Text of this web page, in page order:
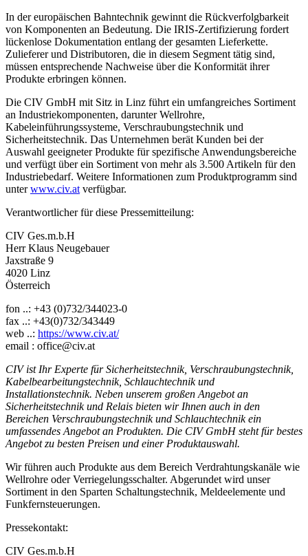
In der europäischen Bahntechnik gewinnt die Rückverfolgbarkeit
von Komponenten an Bedeutung. Die IRIS-Zertifizierung fordert
lückenlose Dokumentation entlang der gesamten Lieferkette.
Zulieferer und Distributoren, die in diesem Segment tätig sind,
müssen entsprechende Nachweise über die Konformität ihrer
Produkte erbringen können.
Die CIV GmbH mit Sitz in Linz führt ein umfangreiches Sortiment
an Industriekomponenten, darunter Wellrohre,
Kabeleinführungssysteme, Verschraubungstechnik und
Sicherheitstechnik. Das Unternehmen berät Kunden bei der
Auswahl geeigneter Produkte für spezifische Anwendungsbereiche
und verfügt über ein Sortiment von mehr als 3.500 Artikeln für den
Industriebedarf. Weitere Informationen zum Produktprogramm sind
unterwww.civ.at verfügbar.
Verantwortlicher für diese Pressemitteilung:
CIV Ges.m.b.H
Herr Klaus Neugebauer
Jaxstraße 9
4020 Linz
Österreich
fon ..: +43 (0)732/344023-0
fax ..: +43(0)732/343449
web ..: https://www.civ.at/
email : office@civ.at
CIV ist Ihr Experte für Sicherheitstechnik, Verschraubungstechnik,
Kabelbearbeitungstechnik, Schlauchtechnik und
Installationstechnik. Neben unserem großen Angebot an
Sicherheitstechnik und Relais bieten wir Ihnen auch in den
Bereichen Verschraubungstechnik und Schlauchtechnik ein
umfassendes Angebot an Produkten. Die CIV GmbH steht für bestes
Angebot zu besten Preisen und einer Produktauswahl.
Wir führen auch Produkte aus dem Bereich Verdrahtungskanäle wie
Wellrohre oder Verriegelungsschalter. Abgerundet wird unser
Sortiment in den Sparten Schaltungstechnik, Meldeelemente und
Funkfernsteuerungen.
Pressekontakt:
CIV Ges.m.b.H